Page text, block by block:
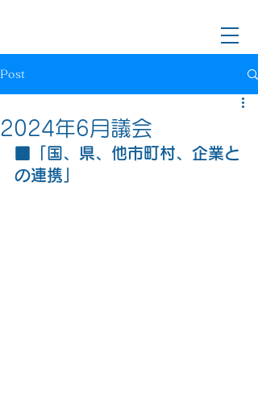
Post
2024年6月議会
■「国、県、他市町村、企業と
の連携」